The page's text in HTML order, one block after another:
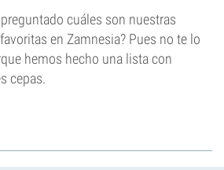
cuáles son nuestras
en Zamnesia? Pues no te lo
hemos hecho una lista con
cepas.